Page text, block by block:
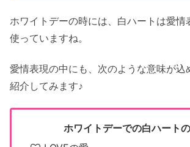
ホワイトデーの時には、白ハートは愛情
使っていますね。
愛情表現の中にも、次のような意味が込
紹介してみます♪
ホワイトデーでの白ハート